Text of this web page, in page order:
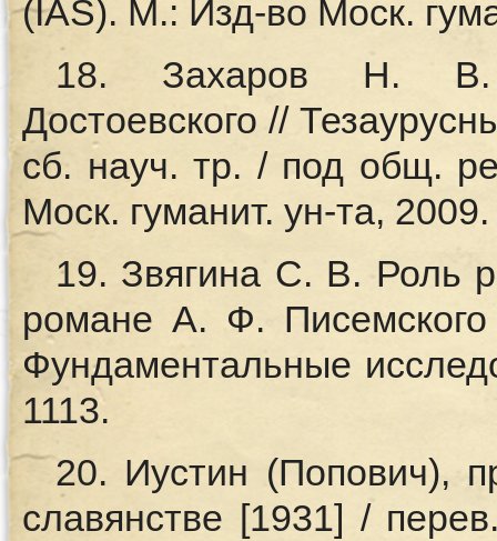
(IAS). М.: Изд-во Моск.
18. Захаров Н. В.
Достоевского //
сб. науч. тр. / под общ.
Моск. гуманит. ун-та,
19. Звягина С. В. Роль
романе А. Ф.
Фундаментальные
1113.
20. Иустин (Попович),
славянстве [1931] /